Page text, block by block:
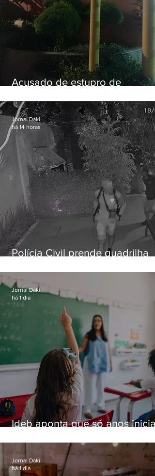
Acusado de estupro de
Polícia Civil prende quadrilha
residências de luxo no Rio
Jornal Daki
há 14 horas
Ideb aponta que só anos
educação
Jornal Daki
há 1 dia
Jornal Daki
há 1 dia